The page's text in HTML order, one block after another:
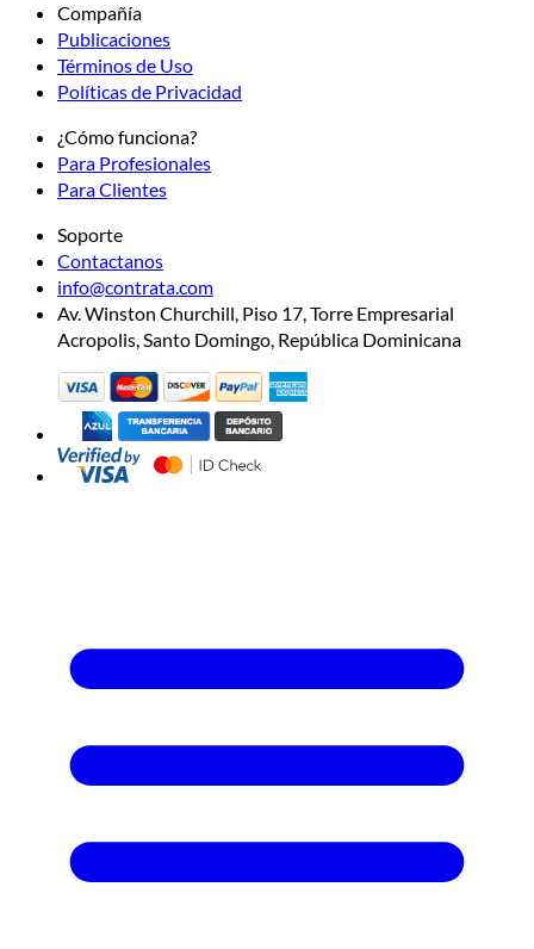
Compañía
Publicaciones
Términos de Uso
Políticas de Privacidad
¿Cómo funciona?
Para Profesionales
Para Clientes
Soporte
Contactanos
info@contrata.com
Av. Winston Churchill, Piso 17, Torre Empresarial
Acropolis, Santo Domingo, República Dominicana